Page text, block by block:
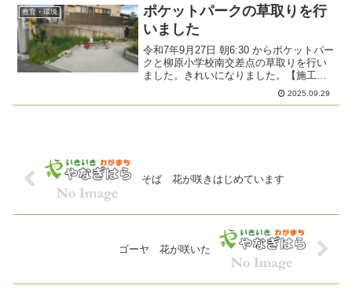
教育・環境
ポケットパークの草取りを行
いました
令和7年9月27日 朝6:30 からポケットパー
クと柳原小学校南交差点の草取りを行い
ました。きれいになりました。【施工前
2025.09.29
そば 花が咲きはじめています
ゴーヤ 花が咲いた